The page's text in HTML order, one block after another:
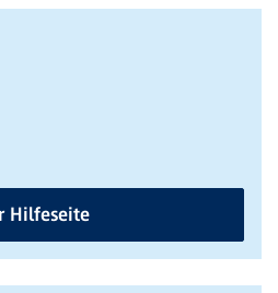
Hilfeseite